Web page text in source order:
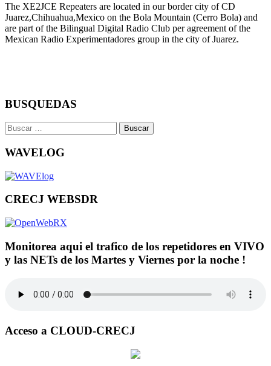
The XE2JCE Repeaters are located in our border city of CD
Juarez,Chihuahua,Mexico on the Bola Mountain (Cerro Bola) and
are part of the Bilingual Digital Radio Club per agreement of the
Mexican Radio Experimentadores group in the city of Juarez.
BUSQUEDAS
Buscar:
WAVELOG
CRECJ WEBSDR
Monitorea aqui el trafico de los repetidores en VIVO
y las NETs de los Martes y Viernes por la noche !
Acceso a CLOUD-CRECJ